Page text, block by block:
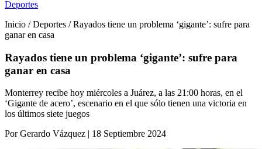
Deportes
Inicio / Deportes / Rayados tiene un problema ‘gigante’: sufre para
ganar en casa
Rayados tiene un problema ‘gigante’: sufre para
ganar en casa
Monterrey recibe hoy miércoles a Juárez, a las 21:00 horas, en el
‘Gigante de acero’, escenario en el que sólo tienen una victoria en
los últimos siete juegos
Por Gerardo Vázquez | 18 Septiembre 2024